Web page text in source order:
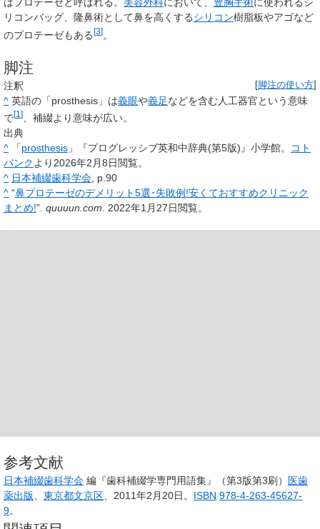
はプロテーゼと呼ばれる。 美容外科において、 豊胸手術に使われるシ
リコンバッグ、隆鼻術として鼻を高くするシリコン樹脂板やアゴなど
のプロテーゼもある [3] 。
脚注
[脚注の使い方]
注釈
^ 英語の「prosthesis 」は義眼や義足などを含む人工器官という意味
で[1]、補綴より意味が広い。
出典
^
「prosthesis 」『プログレッシブ英和中辞典(第5版)』小学館。
コト
バンクより2026年2月8日閲覧。
^ 日本補綴歯科学会, p.90
^ “鼻プロテーゼのデメリット5選･失敗例!安くておすすめクリニック
まとめ!”. quuuun.com. 2022年1月27日閲覧。
参考文献
日本補綴歯科学会 編『歯科補綴学専門用語集』（第3版第3刷）
医歯
薬出版、 東京都文京区、2011年2月20日。 ISBN 978-4-263-45627-
9。